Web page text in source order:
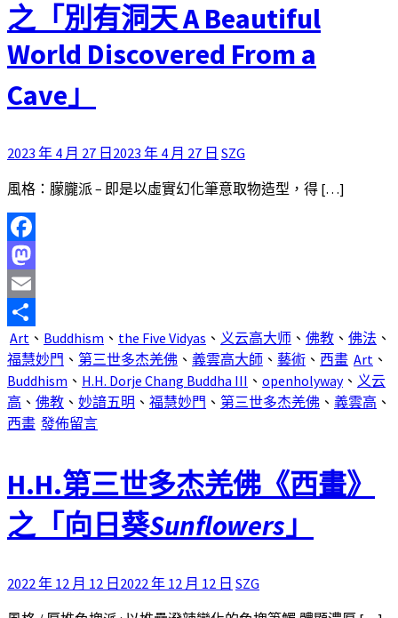
之「別有洞天 A Beautiful
World Discovered From a
Cave」
2023 年 4 月 27 日 2023 年 4 月 27 日 SZG
風格：朦朧派 – 即是以虛實幻化筆意取物造型，得 […]
Facebook
Mastodon
Email
分
享
Art 、 Buddhism 、 the Five Vidyas 、 义云高大师 、 佛教 、 佛法 、
福慧妙門 、 第三世多杰羌佛 、 義雲高大師 、 藝術 、 西畫 Art 、
Buddhism 、 H.H. Dorje Chang Buddha III 、 openholyway、 义云
高 、 佛教 、 妙諳五明 、 福慧妙門 、 第三世多杰羌佛 、 義雲高 、
西畫 發佈留言
H.H.第三世多杰羌佛《西畫》
之「 向日葵Sunflowers」
2022 年 12 月 12 日 2022 年 12 月 12 日 SZG